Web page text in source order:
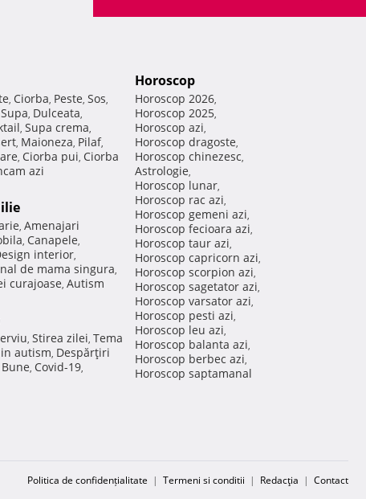
, Ciorba, Peste, Sos,
Supa, Dulceata,
, Supa crema,
, Maioneza, Pilaf,
, Ciorba pui, Ciorba
azi
, Amenajari
, Canapele,
interior,
de mama singura,
curajoase, Autism
, Stirea zilei, Tema
autism, Despărţiri
, Covid-19,
Horoscop
Horoscop 2026,
Horoscop 2025,
Horoscop azi,
Horoscop dragoste,
Horoscop chinezesc,
Astrologie,
Horoscop lunar,
Horoscop rac azi,
Horoscop gemeni azi,
Horoscop fecioara azi,
Horoscop taur azi,
Horoscop capricorn azi,
Horoscop scorpion azi,
Horoscop sagetator azi,
Horoscop varsator azi,
Horoscop pesti azi,
Horoscop leu azi,
Horoscop balanta azi,
Horoscop berbec azi,
Horoscop saptamanal
Politica de confidențialitate | Termeni si conditii | Redacţia | Contact